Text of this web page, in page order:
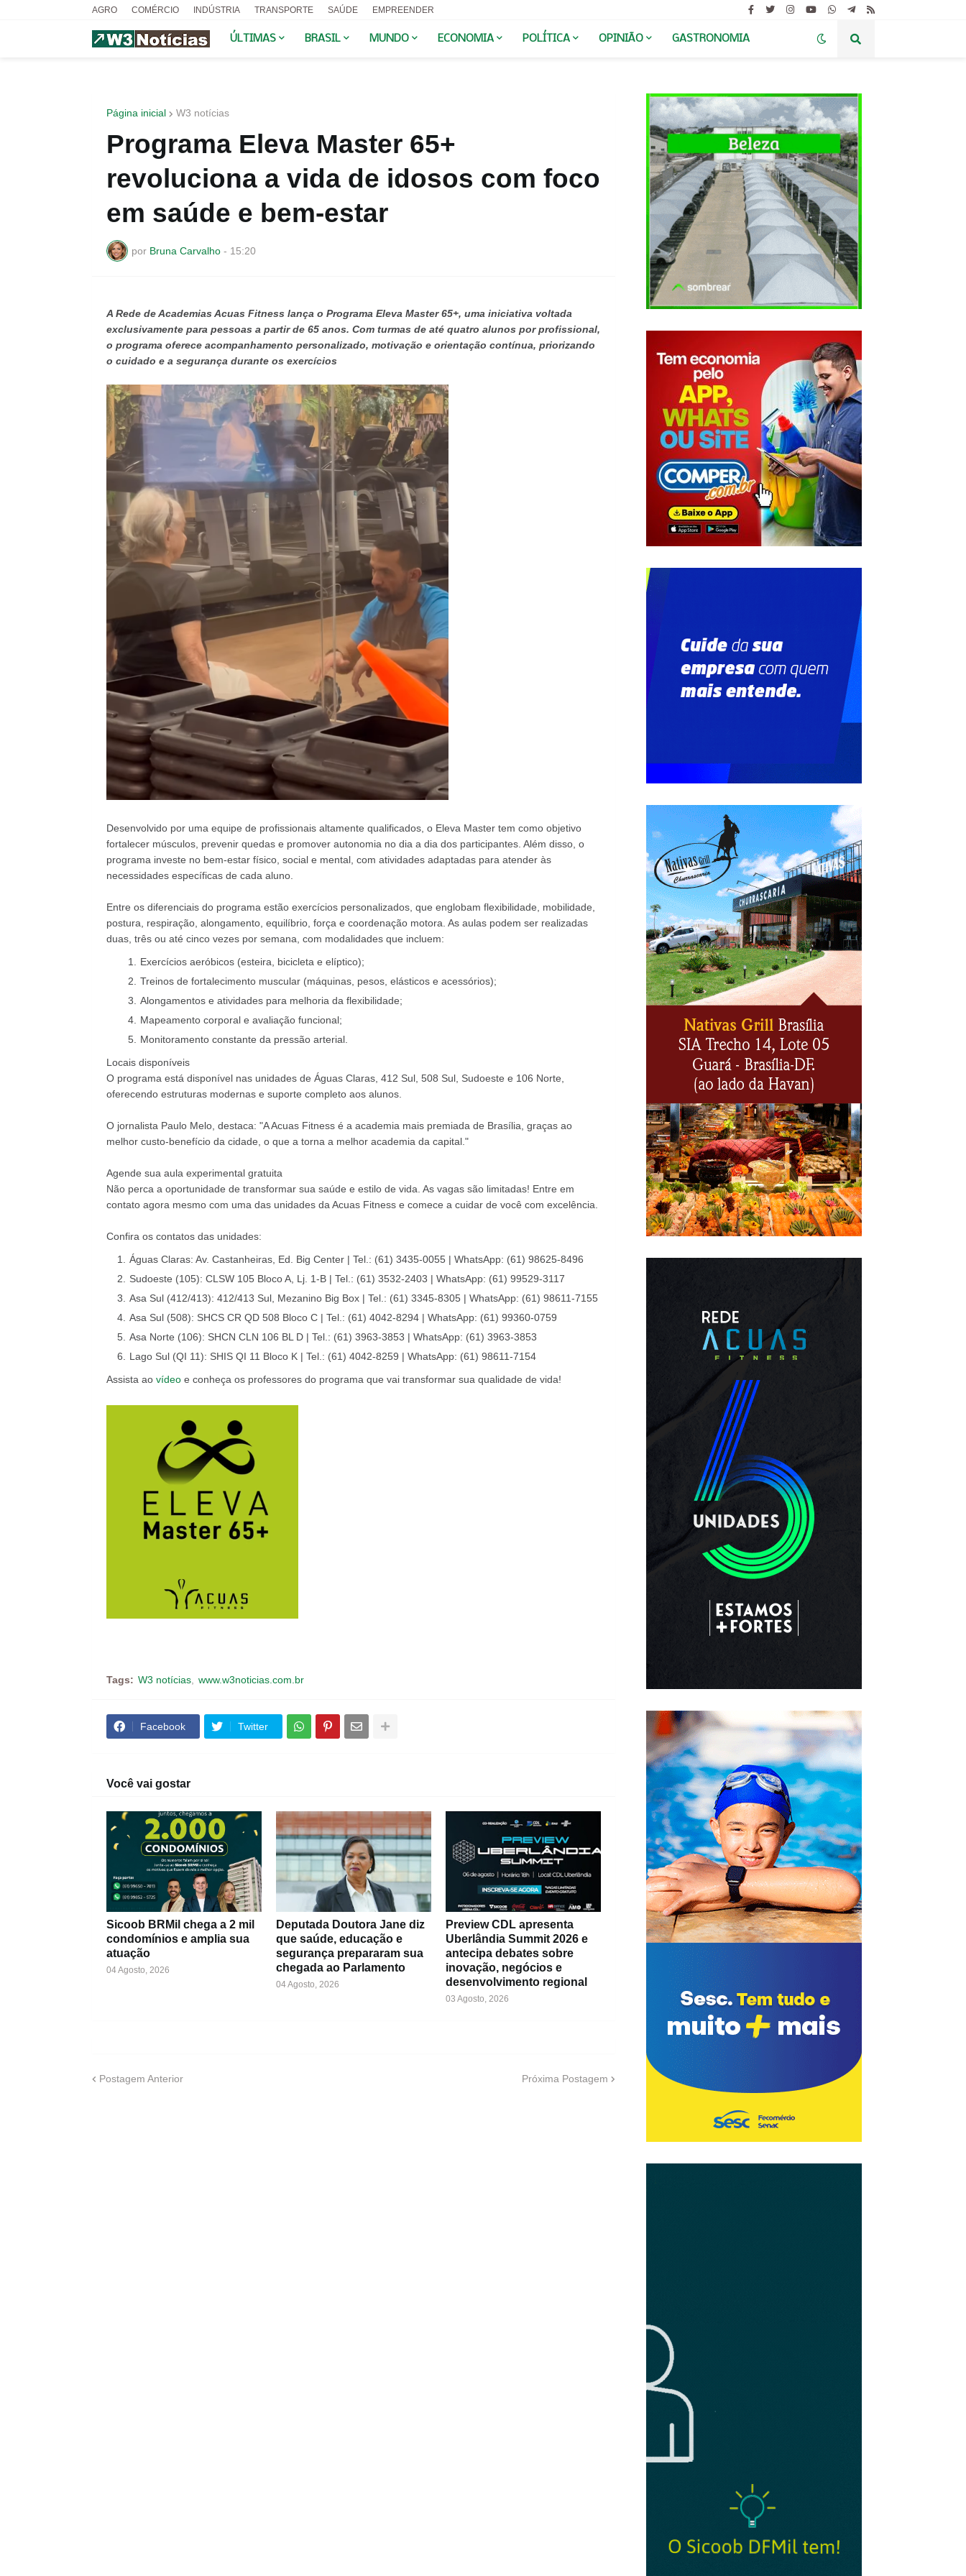
AGRO COMÉRCIO INDÚSTRIA TRANSPORTE SAÚDE EMPREENDER
ÚLTIMAS BRASIL MUNDO ECONOMIA POLÍTICA OPINIÃO GASTRONOMIA
Página inicial W3 notícias
Programa Eleva Master 65+
revoluciona a vida de idosos com foco
em saúde e bem-estar
por Bruna Carvalho - 15:20
A Rede de Academias Acuas Fitness lança o Programa Eleva Master 65+, uma iniciativa voltada
exclusivamente para pessoas a partir de 65 anos. Com turmas de até quatro alunos por profissional,
o programa oferece acompanhamento personalizado, motivação e orientação contínua, priorizando
o cuidado e a segurança durante os exercícios
Desenvolvido por uma equipe de profissionais altamente qualificados, o Eleva Master tem como objetivo
fortalecer músculos, prevenir quedas e promover autonomia no dia a dia dos participantes. Além disso, o
programa investe no bem-estar físico, social e mental, com atividades adaptadas para atender às
necessidades específicas de cada aluno.
Entre os diferenciais do programa estão exercícios personalizados, que englobam flexibilidade, mobilidade,
postura, respiração, alongamento, equilíbrio, força e coordenação motora. As aulas podem ser realizadas
duas, três ou até cinco vezes por semana, com modalidades que incluem:
Exercícios aeróbicos (esteira, bicicleta e elíptico);
Treinos de fortalecimento muscular (máquinas, pesos, elásticos e acessórios);
Alongamentos e atividades para melhoria da flexibilidade;
Mapeamento corporal e avaliação funcional;
Monitoramento constante da pressão arterial.
Locais disponíveis
O programa está disponível nas unidades de Águas Claras, 412 Sul, 508 Sul, Sudoeste e 106 Norte,
oferecendo estruturas modernas e suporte completo aos alunos.
O jornalista Paulo Melo, destaca: "A Acuas Fitness é a academia mais premiada de Brasília, graças ao
melhor custo-benefício da cidade, o que a torna a melhor academia da capital."
Agende sua aula experimental gratuita
Não perca a oportunidade de transformar sua saúde e estilo de vida. As vagas são limitadas! Entre em
contato agora mesmo com uma das unidades da Acuas Fitness e comece a cuidar de você com excelência.
Confira os contatos das unidades:
Águas Claras: Av. Castanheiras, Ed. Big Center | Tel.: (61) 3435-0055 | WhatsApp: (61) 98625-8496
Sudoeste (105): CLSW 105 Bloco A, Lj. 1-B | Tel.: (61) 3532-2403 | WhatsApp: (61) 99529-3117
Asa Sul (412/413): 412/413 Sul, Mezanino Big Box | Tel.: (61) 3345-8305 | WhatsApp: (61) 98611-7155
Asa Sul (508): SHCS CR QD 508 Bloco C | Tel.: (61) 4042-8294 | WhatsApp: (61) 99360-0759
Asa Norte (106): SHCN CLN 106 BL D | Tel.: (61) 3963-3853 | WhatsApp: (61) 3963-3853
Lago Sul (QI 11): SHIS QI 11 Bloco K | Tel.: (61) 4042-8259 | WhatsApp: (61) 98611-7154
Assista ao vídeoe conheça os professores do programa que vai transformar sua qualidade de vida!
Tags: W3 notícias www.w3noticias.com.br
Facebook Twitter
Você vai gostar
Sicoob BRMil chega a 2 mil
condomínios e amplia sua
atuação
04 Agosto, 2026
Deputada Doutora Jane diz
que saúde, educação e
segurança prepararam sua
chegada ao Parlamento
04 Agosto, 2026
Preview CDL apresenta
Uberlândia Summit 2026 e
antecipa debates sobre
inovação, negócios e
desenvolvimento regional
03 Agosto, 2026
Postagem Anterior Próxima Postagem